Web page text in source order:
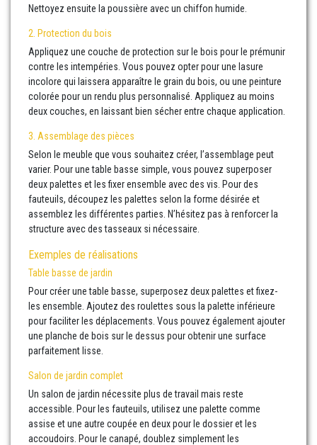
Nettoyez ensuite la poussière avec un chiffon humide.
2. Protection du bois
Appliquez une couche de protection sur le bois pour le prémunir
contre les intempéries. Vous pouvez opter pour une lasure
incolore qui laissera apparaître le grain du bois, ou une peinture
colorée pour un rendu plus personnalisé. Appliquez au moins
deux couches, en laissant bien sécher entre chaque application.
3. Assemblage des pièces
Selon le meuble que vous souhaitez créer, l’assemblage peut
varier. Pour une table basse simple, vous pouvez superposer
deux palettes et les fixer ensemble avec des vis. Pour des
fauteuils, découpez les palettes selon la forme désirée et
assemblez les différentes parties. N’hésitez pas à renforcer la
structure avec des tasseaux si nécessaire.
Exemples de réalisations
Table basse de jardin
Pour créer une table basse, superposez deux palettes et fixez-
les ensemble. Ajoutez des roulettes sous la palette inférieure
pour faciliter les déplacements. Vous pouvez également ajouter
une planche de bois sur le dessus pour obtenir une surface
parfaitement lisse.
Salon de jardin complet
Un salon de jardin nécessite plus de travail mais reste
accessible. Pour les fauteuils, utilisez une palette comme
assise et une autre coupée en deux pour le dossier et les
accoudoirs. Pour le canapé, doublez simplement les